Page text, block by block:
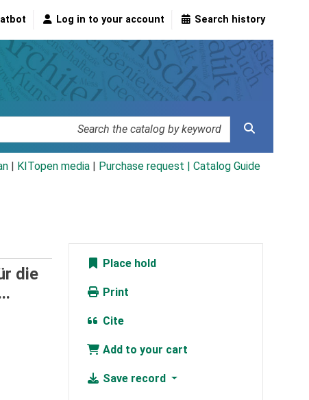
Log in to your account Search history
KITopen media Purchase request | Catalog Guide
die
Place hold
Print
Cite
Add to your cart
Save record